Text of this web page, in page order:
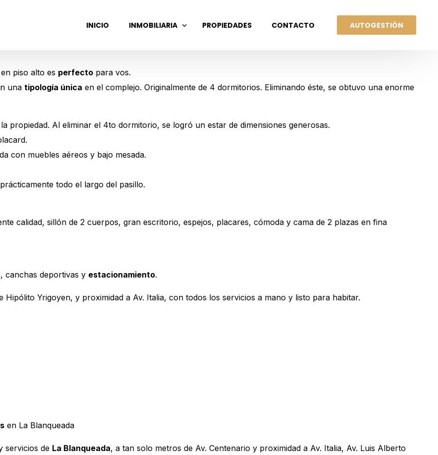
INICIO INMOBILIARIA PROPIEDADES CONTACTO AUTOGESTIÓN
piso alto es perfectopara vos.
una tipología única en el complejo. Originalmente de 4 dormitorios. Eliminando éste, se obtuvo una enorme
propiedad. Al eliminar el 4to dormitorio, se logró un estar de dimensiones generosas.
con muebles aéreos y bajo mesada.
todo el largo del pasillo.
calidad, sillón de 2 cuerpos, gran escritorio, espejos, placares, cómoda y cama de 2 plazas en fina
canchas deportivas y estacionamiento.
Hipólito Yrigoyen, y proximidad a Av. Italia, con todos los servicios a mano y listo para habitar.
en La Blanqueada
servicios de La Blanqueada, a tan solo metros de Av. Centenario y proximidad a Av. Italia, Av. Luis Alberto